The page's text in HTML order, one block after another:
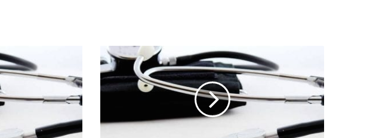
د
ة
م
ا
ح
ب
ح
ج